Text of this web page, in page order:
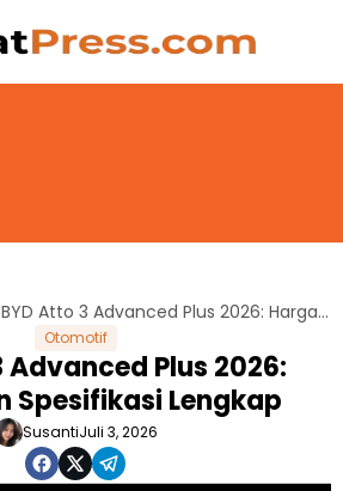
BYD Atto 3 Advanced Plus 2026: Harga dan Spesifikasi Lengkap
Otomotif
Advanced Plus 2026:
Spesifikasi Lengkap
SusantiJuli 3, 2026